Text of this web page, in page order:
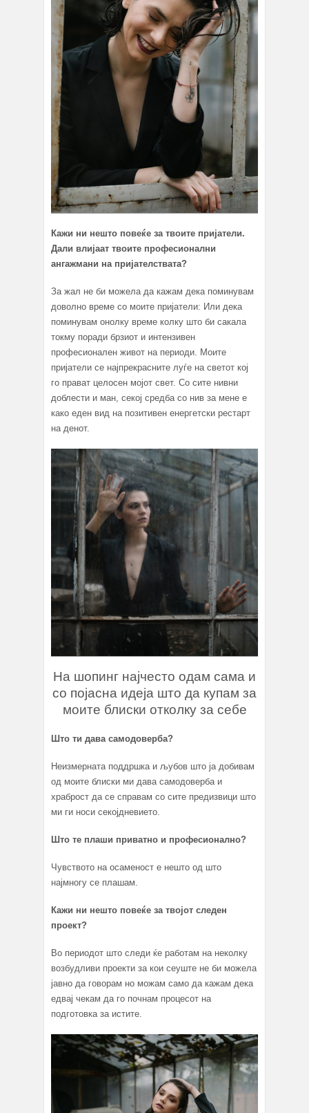
Кажи ни нешто повеќе за твоите пријатели.
Дали влијаат твоите професионални
ангажмани на пријателствата?
За жал не би можела да кажам дека поминувам
доволно време со моите пријатели: Или дека
поминувам онолку време колку што би сакала
токму поради брзиот и интензивен
професионален живот на периоди. Моите
пријатели се најпрекрасните луѓе на светот кој
го прават целосен мојот свет. Со сите нивни
доблести и ман, секој средба со нив за мене е
како еден вид на позитивен енергетски рестарт
на денот.
На шопинг најчесто одам сама и
со појасна идеја што да купам за
моите блиски отколку за себе
Што ти дава самодоверба?
Неизмерната поддршка и љубов што ја добивам
од моите блиски ми дава самодоверба и
храброст да се справам со сите предизвици што
ми ги носи секојдневието.
Што те плаши приватно и професионално?
Чувството на осаменост е нешто од што
најмногу се плашам.
Кажи ни нешто повеќе за твојот следен
проект?
Во периодот што следи ќе работам на неколку
возбудливи проекти за кои сеуште не би можела
јавно да говорам но можам само да кажам дека
едвај чекам да го почнам процесот на
подготовка за истите.